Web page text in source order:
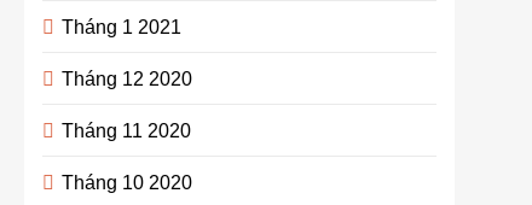
Tháng 1 2021
Tháng 12 2020
Tháng 11 2020
Tháng 10 2020